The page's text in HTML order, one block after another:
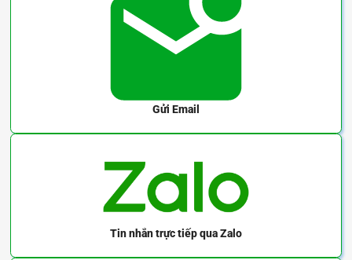
Gửi Email
Tin nhắn trực tiếpqua Zalo